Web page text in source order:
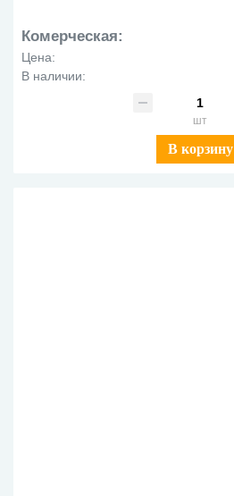
Комерческая:
Цена:
В наличии:
шт
В корзину